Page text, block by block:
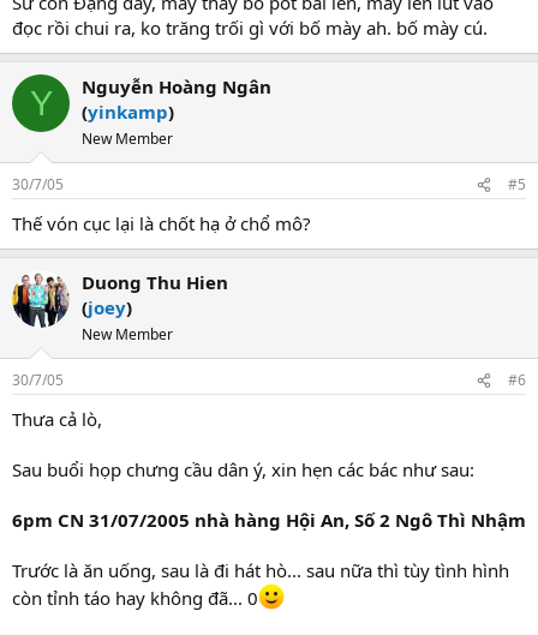
đọc rồi chui ra, ko trăng trối gì với bố mày ah. bố mày cú.
Y
Nguyễn Hoàng Ngân
(yinkamp)
New Member
30/7/05 #5
Thế vón cục lại là chốt hạ ở chổ mô?
Duong Thu Hien
(joey)
New Member
30/7/05 #6
Thưa cả lò,
Sau buổi họp chưng cầu dân ý, xin hẹn các bác như sau:
6pm CN 31/07/2005 nhà hàng Hội An, Số 2 Ngô Thì Nhậm
Trước là ăn uống, sau là đi hát hò... sau nữa thì tùy tình hình
còn tỉnh táo hay không đã... 0